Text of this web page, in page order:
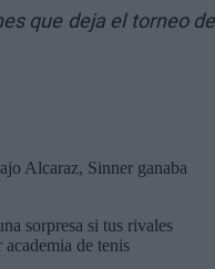
que deja el torneo de